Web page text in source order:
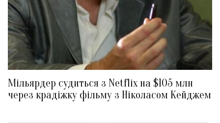
Мільярдер судиться з Netflix на $105 млн
через крадіжку фільму з Ніколасом Кейджем